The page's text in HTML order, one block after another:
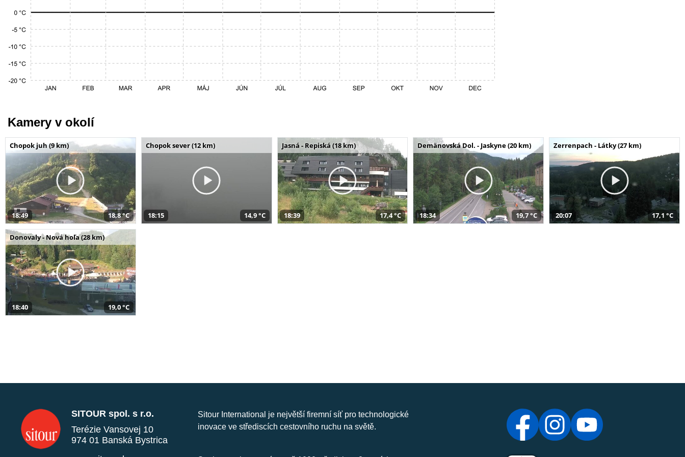
Kamery v okolí
Chopok juh (9 km)
18:49 18,8 °C
Chopok sever (12 km)
18:15 14,9 °C
Jasná - Repiská (18 km)
18:39 17,4 °C
Demänovská Dol. - Jaskyne (20 km)
18:34 19,7 °C
Zerrenpach - Látky (27 km)
20:07 17,1 °C
Donovaly - Nová hoľa (28 km)
18:40 19,0 °C
SITOUR spol. s r.o.
Terézie Vansovej 10
974 01 Banská Bystrica
Sitour International je největší firemní síť pro technologické
inovace ve střediscích cestovního ruchu na světě.